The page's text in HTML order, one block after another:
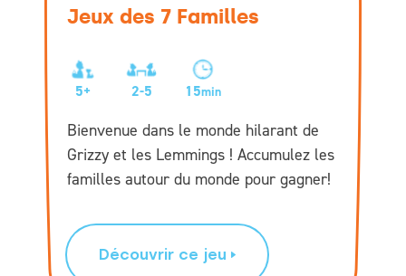
Jeux des 7 Familles
5+ 2-5 15min
Bienvenue dans le monde hilarant de
Grizzy et les Lemmings ! Accumulez les
familles autour du monde pour gagner!
Découvrir ce jeu